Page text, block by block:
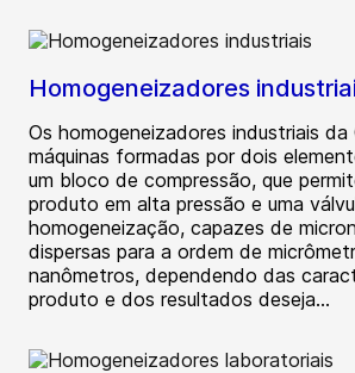
Homogeneizadores
Os homogeneizadores industriais da
máquinas formadas por dois
um bloco de compressão, que
produto em alta pressão e uma
homogeneização, capazes de
dispersas para a ordem de
nanômetros, dependendo das
produto e dos resultados deseja...